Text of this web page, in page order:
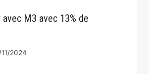
avec M3 avec 13% de
11/2024